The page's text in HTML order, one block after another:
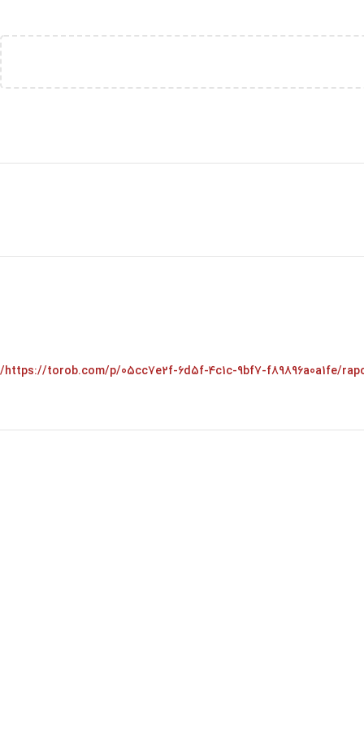
https://torob.com/p/05cc7e2f-6d5f-4c1c-9bf7-f89896a0a1fe/